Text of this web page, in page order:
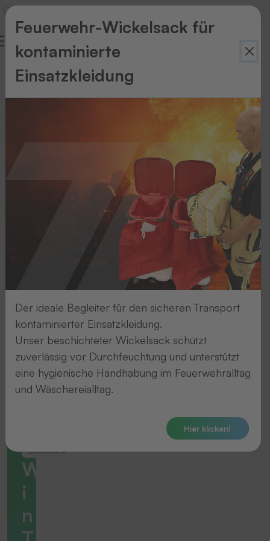
Zurück
Software
W
i
n
Feuerwehr-Wickelsack für
kontaminierte
Einsatzkleidung
Der ideale Begleiter für den sicheren Transport
kontaminierter Einsatzkleidung.
Unser beschichteter Wickelsack schützt
zuverlässig vor Durchfeuchtung und unterstützt
eine hygienische Handhabung im Feuerwehralltag
und Wäschereialltag.
Hier klicken!